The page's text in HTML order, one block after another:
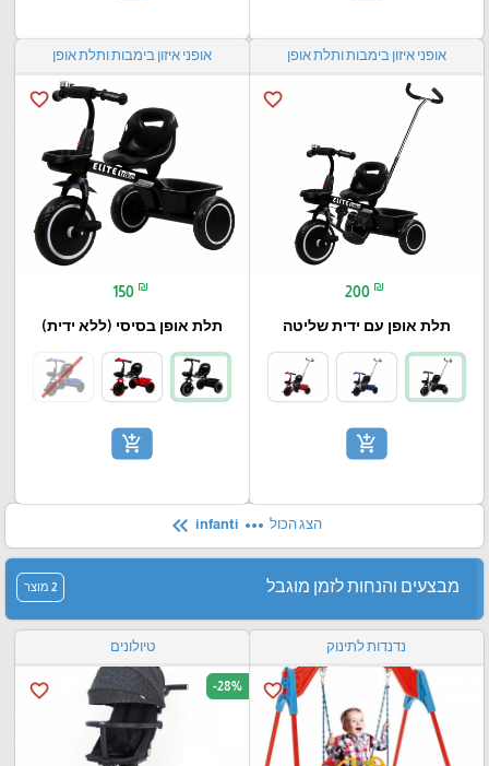
אופני איזון בימבות ותלת אופן
favorite_border
200 ₪
תלת אופן עם ידית שליטה
add_shopping_cart
אופני איזון בימבות ותלת אופן
favorite_border
150 ₪
תלת אופן בסיסי (ללא ידית)
add_shopping_cart
הצג הכול more_horiz
keyboard_double_arrow_left
מבצעים והנחות לזמן מוגבל 2 מוצר
נדנדות לתינוק
favorite_border
טיולונים
favorite_border -28%